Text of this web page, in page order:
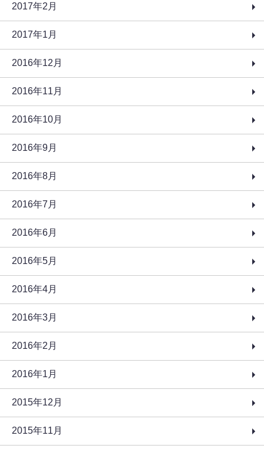
2017年2月
2017年1月
2016年12月
2016年11月
2016年10月
2016年9月
2016年8月
2016年7月
2016年6月
2016年5月
2016年4月
2016年3月
2016年2月
2016年1月
2015年12月
2015年11月